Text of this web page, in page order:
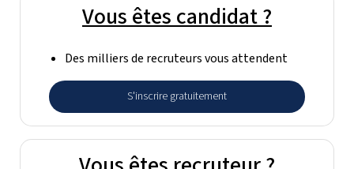
Vous êtes candidat ?
Des milliers de recruteurs vous attendent
S'inscrire gratuitement